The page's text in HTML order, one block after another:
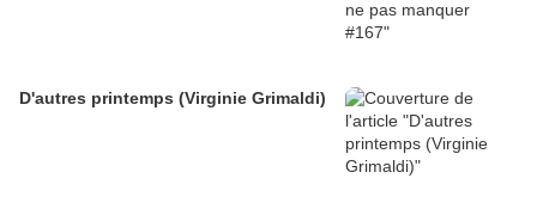
D'autres printemps (Virginie Grimaldi)